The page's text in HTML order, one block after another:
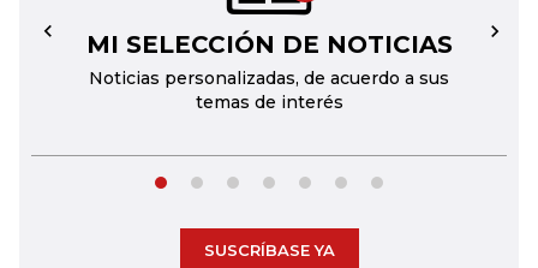
MI SELECCIÓN DE NOTICIAS
Noticias personalizadas, de acuerdo a sus
temas de interés
← →
SUSCRÍBASE YA